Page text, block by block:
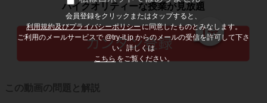
会員登録をクリックまたはタップすると、
利用規約及びプライバシーポリシーに同意したものとみなします。
ご利用のメールサービスで @try-it.jp からのメールの受信を許可して下さ
い。詳しくは
こちら をご覧ください。
ハイクオリティーな授業が見放題
この動画の問題と解説